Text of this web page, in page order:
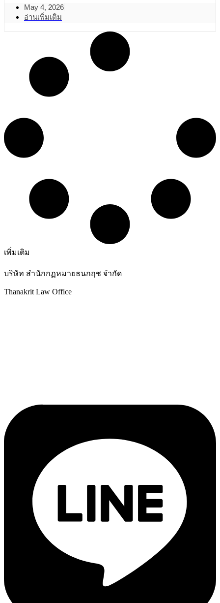
May 4, 2026
อ่านเพิ่มเติม
เพิ่มเติม
บริษัท สำนักกฏหมายธนกฤช จำกัด
Thanakrit Law Office